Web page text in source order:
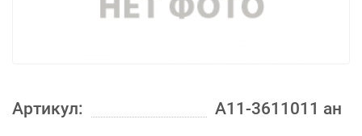
Артикул: A11-3611011 ан